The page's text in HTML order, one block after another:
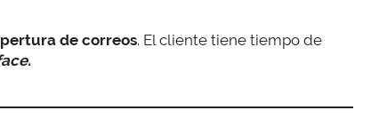
de correos. El cliente tiene tiempo de